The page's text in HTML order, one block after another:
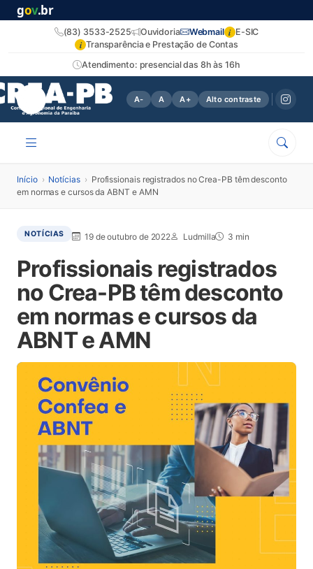
gov.br
Atendimento: presencial das 8h às 16h
(83) 3533-2525 Ouvidoria Webmail i E-SIC
i Transparência e Prestação de Contas
A- A A+ Alto contraste
Início › Notícias › Profissionais registrados no Crea-PB têm desconto
em normas e cursos da ABNT e AMN
NOTÍCIAS 19 de outubro de 2022 Ludmilla 3 min
Profissionais registrados
no Crea-PB têm desconto
em normas e cursos da
ABNT e AMN